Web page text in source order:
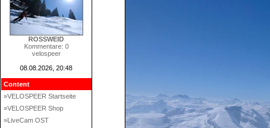
ROSSWEID
Kommentare: 0
velospeer
08.08.2026, 20:48
Content
»VELOSPEER Startseite
»VELOSPEER Shop
»LiveCam OST